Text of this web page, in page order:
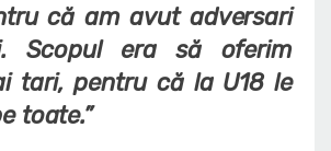
că am avut adversari
Scopul era să oferim
tari, pentru că la U18 le
toate.”